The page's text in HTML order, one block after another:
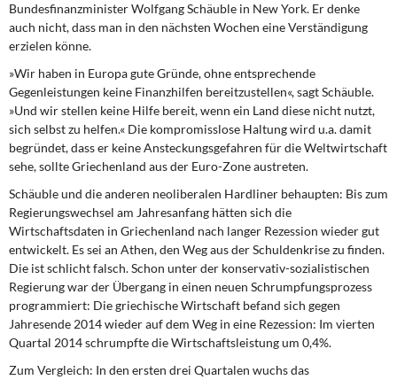
Bundesfinanzminister Wolfgang Schäuble in New York. Er denke
auch nicht, dass man in den nächsten Wochen eine Verständigung
erzielen könne.
»Wir haben in Europa gute Gründe, ohne entsprechende
Gegenleistungen keine Finanzhilfen bereitzustellen«, sagt Schäuble.
»Und wir stellen keine Hilfe bereit, wenn ein Land diese nicht nutzt,
sich selbst zu helfen.« Die kompromisslose Haltung wird u.a. damit
begründet, dass er keine Ansteckungsgefahren für die Weltwirtschaft
sehe, sollte Griechenland aus der Euro-Zone austreten.
Schäuble und die anderen neoliberalen Hardliner behaupten: Bis zum
Regierungswechsel am Jahresanfang hätten sich die
Wirtschaftsdaten in Griechenland nach langer Rezession wieder gut
entwickelt. Es sei an Athen, den Weg aus der Schuldenkrise zu finden.
Die ist schlicht falsch. Schon unter der konservativ-sozialistischen
Regierung war der Übergang in einen neuen Schrumpfungsprozess
programmiert: Die griechische Wirtschaft befand sich gegen
Jahresende 2014 wieder auf dem Weg in eine Rezession: Im vierten
Quartal 2014 schrumpfte die Wirtschaftsleistung um 0,4%.
Zum Vergleich: In den ersten drei Quartalen wuchs das